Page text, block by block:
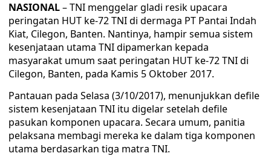
NASIONAL– TNI menggelar gladi resik upacara
peringatan HUT ke-72 TNI di dermaga PT Pantai Indah
Kiat, Cilegon, Banten. Nantinya, hampir semua sistem
kesenjataan utama TNI dipamerkan kepada
masyarakat umum saat peringatan HUT ke-72 TNI di
Cilegon, Banten, pada Kamis 5 Oktober 2017.
Pantauan pada Selasa (3/10/2017), menunjukkan defile
sistem kesenjataan TNI itu digelar setelah defile
pasukan komponen upacara. Secara umum, panitia
pelaksana membagi mereka ke dalam tiga komponen
utama berdasarkan tiga matra TNI.